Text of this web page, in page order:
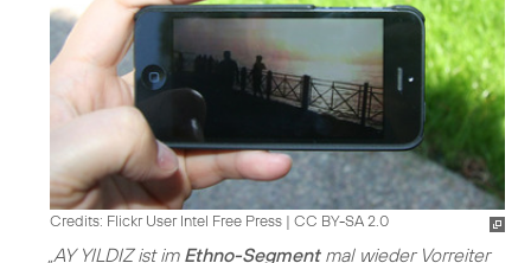
Credits: Flickr User Intel Free Press | CC BY-SA 2.0
„AY YILDIZ ist im Ethno-Segmentmal wieder Vorreiter